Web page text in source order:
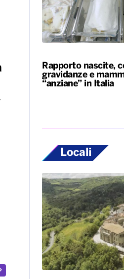
Rapporto nascite,
gravidanze e
“anziane” in Italia
Locali